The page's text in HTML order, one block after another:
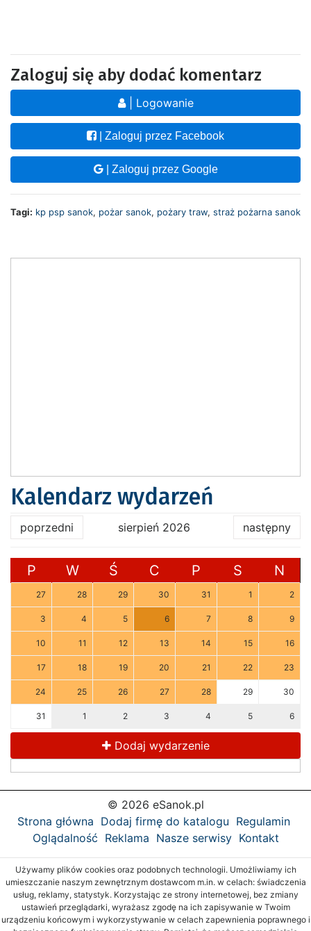
Zaloguj się aby dodać komentarz
| Logowanie
| Zaloguj przez Facebook
| Zaloguj przez Google
Tagi: kp psp sanok, pożar sanok, pożary traw, straż pożarna sanok
Kalendarz wydarzeń
poprzedni sierpień 2026 następny
P W Ś C P S N
27 28 29 30 31 1 2
3 4 5 6 7 8 9
10 11 12 13 14 15 16
17 18 19 20 21 22 23
24 25 26 27 28 29 30
31 1 2 3 4 5 6
Dodaj wydarzenie
© 2026 eSanok.pl
Strona główna Dodaj firmę do katalogu Regulamin
Oglądalność Reklama Nasze serwisy Kontakt
Używamy plików cookies oraz podobnych technologii. Umożliwiamy ich
umieszczanie naszym zewnętrznym dostawcom m.in. w celach: świadczenia
usług, reklamy, statystyk. Korzystając ze strony internetowej, bez zmiany
ustawień przeglądarki, wyrażasz zgodę na ich zapisywanie w Twoim
urządzeniu końcowym i wykorzystywanie w celach zapewnienia poprawnego i